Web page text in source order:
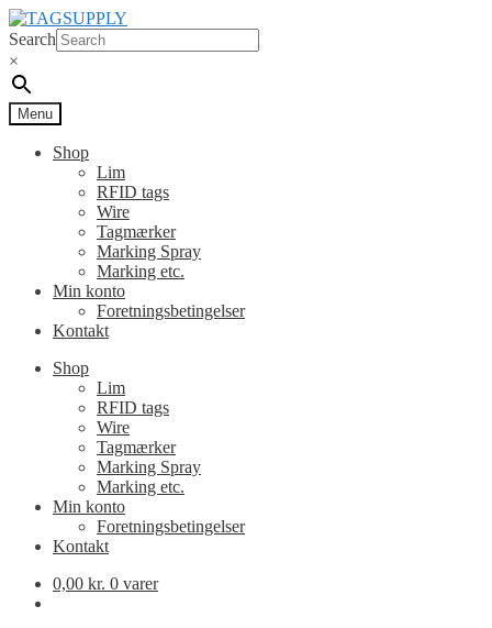
Spring
til
navigation
Spring
til
indhold
Search
×
Menu
Shop
Lim
RFID tags
Wire
Tagmærker
Marking Spray
Marking etc.
Min konto
Foretningsbetingelser
Kontakt
Shop
Lim
RFID tags
Wire
Tagmærker
Marking Spray
Marking etc.
Min konto
Foretningsbetingelser
Kontakt
0,00 kr. 0 varer